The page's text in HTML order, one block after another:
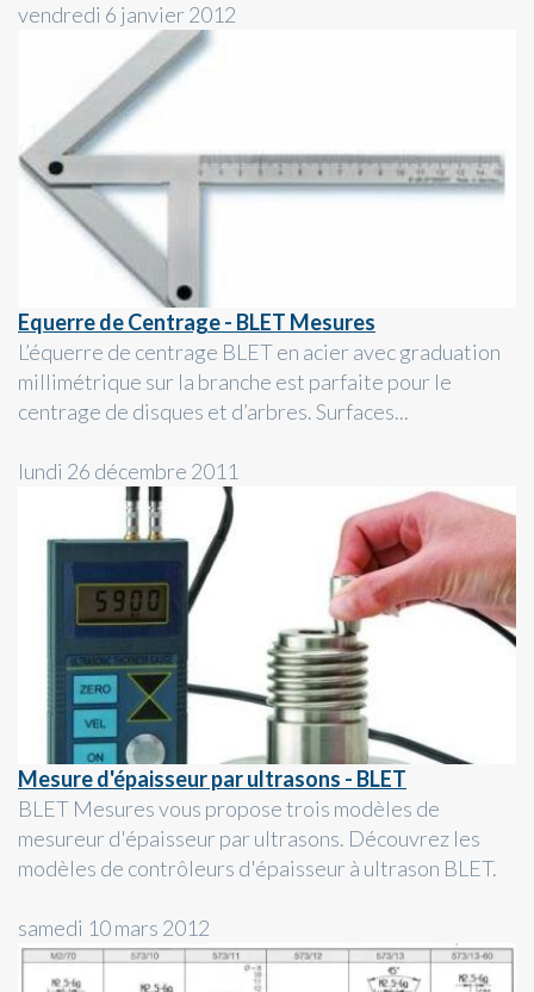
vendredi 6 janvier 2012
Equerre de Centrage - BLET Mesures
L’équerre de centrage BLET en acier avec graduation
millimétrique sur la branche est parfaite pour le
centrage de disques et d’arbres. Surfaces...
lundi 26 décembre 2011
Mesure d'épaisseur par ultrasons - BLET
BLET Mesures vous propose trois modèles de
mesureur d'épaisseur par ultrasons. Découvrez les
modèles de contrôleurs d'épaisseur à ultrason BLET.
samedi 10 mars 2012